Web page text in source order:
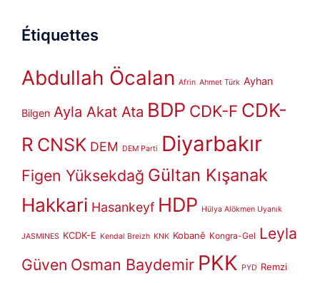
Étiquettes
Abdullah Öcalan Afrin Ahmet Türk Ayhan
Bilgen Ayla Akat Ata BDP CDK-F CDK-
R CNSK DEM DEM Parti Diyarbakır
Figen Yüksekdağ Gültan Kışanak
Hakkari Hasankeyf HDP Hülya Alökmen Uyanık
JASMINES KCDK-E Kendal Breizh KNK Kobanê Kongra-Gel Leyla
Güven Osman Baydemir PKK PYD Remzi